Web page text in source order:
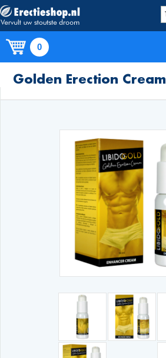
0
Producten
Golden Erection Cream